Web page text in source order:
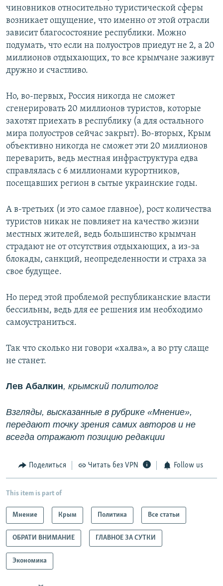
чиновников относительно туристической сферы
возникает ощущение, что именно от этой отрасли
зависит благосостояние республики. Можно
подумать, что если на полуостров приедут не 2, а 20
миллионов отдыхающих, то все крымчане заживут
дружно и счастливо.
Но, во-первых, Россия никогда не сможет
сгенерировать 20 миллионов туристов, которые
захотят приехать в республику (а для остального
мира полуостров сейчас закрыт). Во-вторых, Крым
объективно никогда не сможет эти 20 миллионов
переварить, ведь местная инфраструктура едва
справлялась с 6 миллионами курортников,
посещавших регион в сытые украинские годы.
А в-третьих (и это самое главное), рост количества
туристов никак не повлияет на качество жизни
местных жителей, ведь большинство крымчан
страдают не от отсутствия отдыхающих, а из-за
блокады, санкций, неопределенности и страха за
свое будущее.
Но перед этой проблемой республиканские власти
бессильны, ведь для ее решения им необходимо
самоустраниться.
Так что сколько ни говори «халва», а во рту слаще
не станет.
Лев Абалкин, крымский политолог
Взгляды, высказанные в рубрике «Мнение»,
передают точку зрения самих авторов и не
всегда отражают позицию редакции
Поделиться Читать без VPN Follow us
This item is part of
Мнение Крым Политика Все статьи
ОБРАТИ ВНИМАНИЕ ГЛАВНОЕ ЗА СУТКИ
Экономика